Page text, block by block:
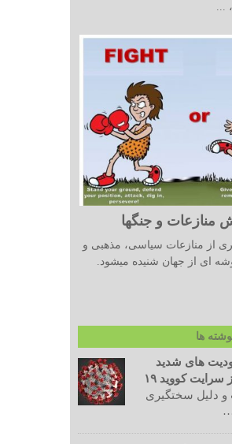
...
منازعات و جنگها
از منازعات سیاسی، مذهبی و
ای از جهان شنیده میشود.
ها
های شدید
سرایت کووید ۱۹
و دلیل سختگیری